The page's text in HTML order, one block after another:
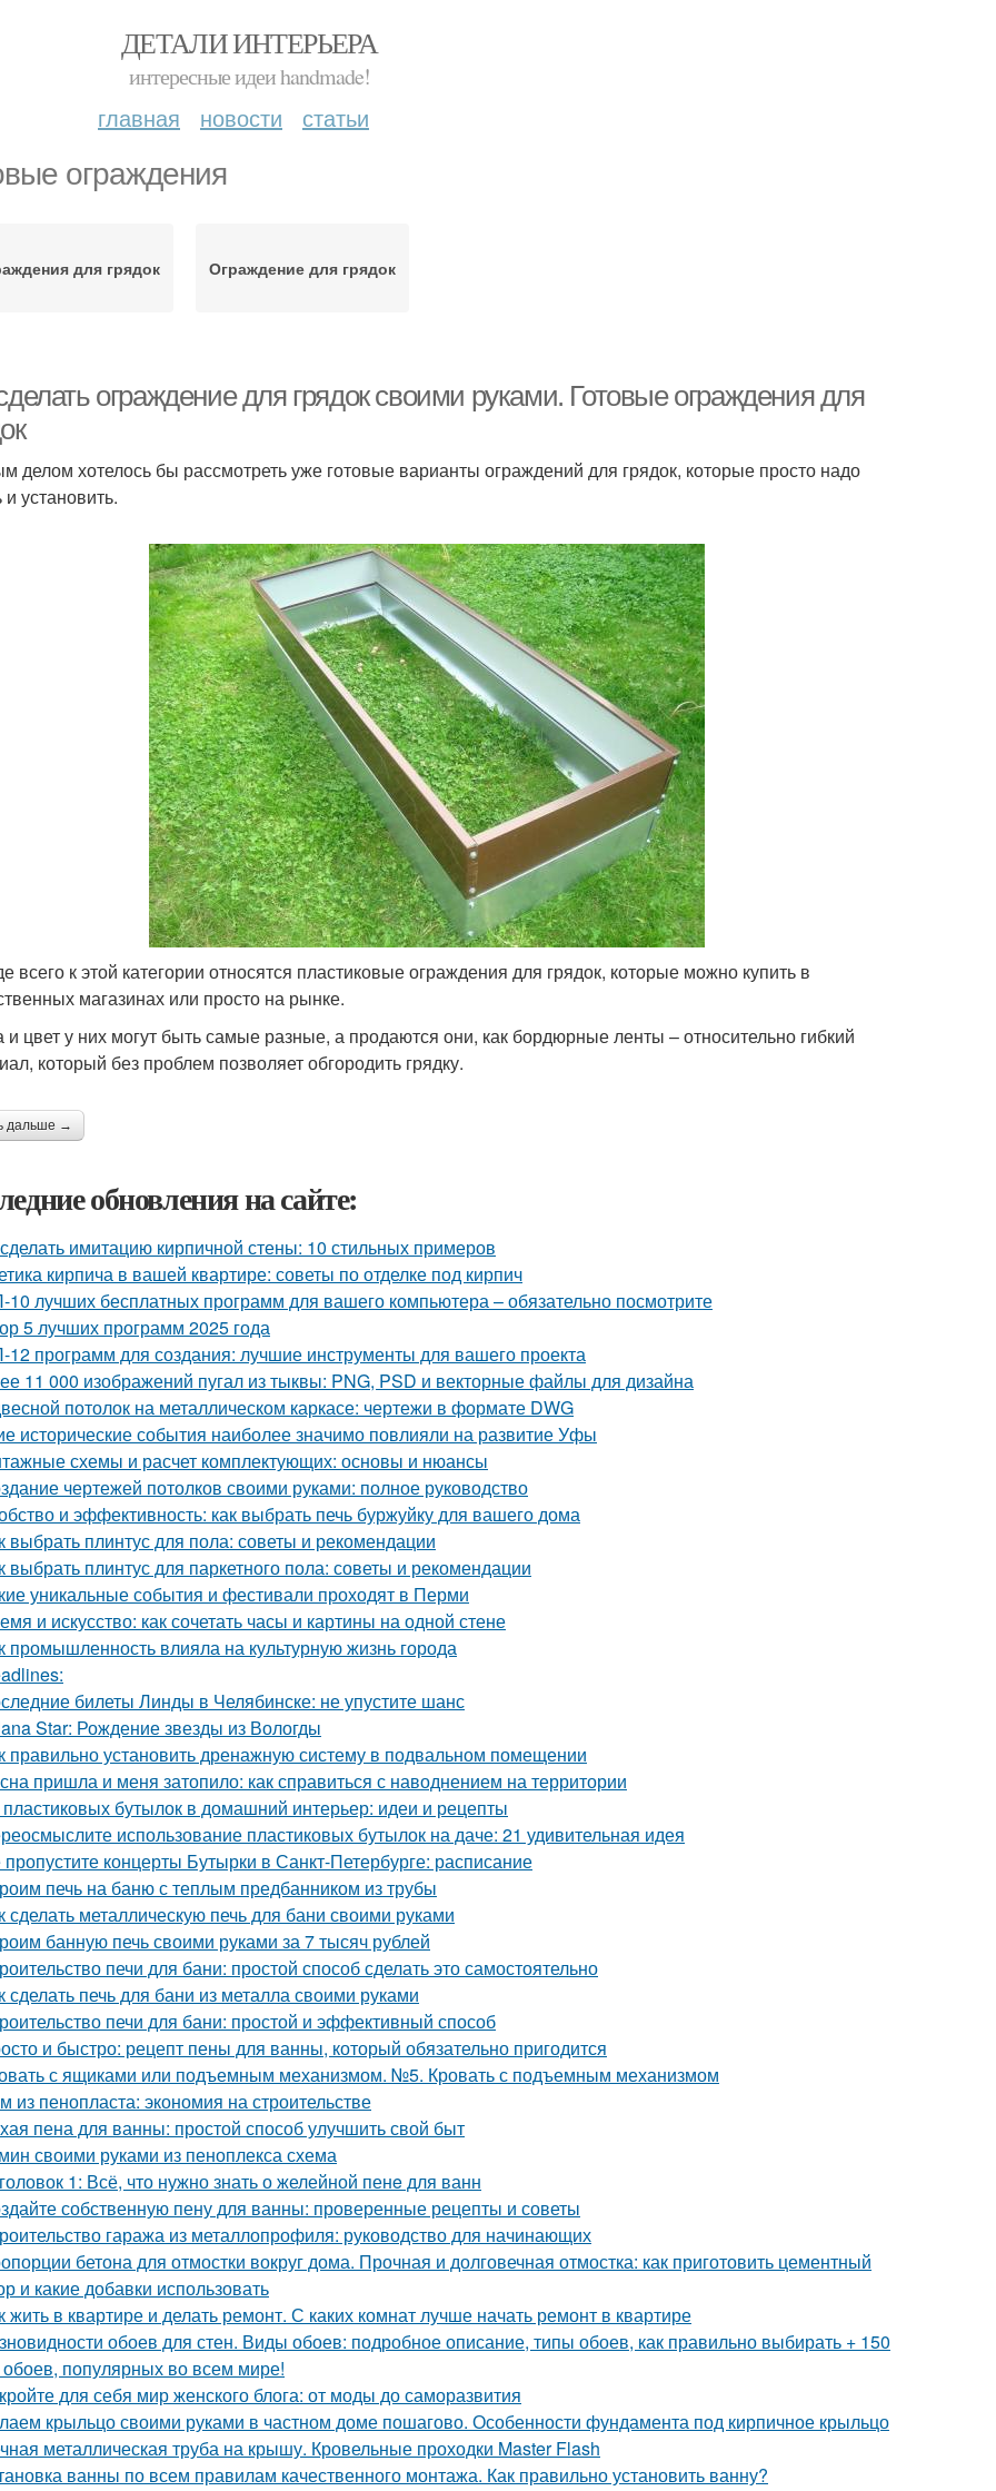
ДЕТАЛИ ИНТЕРЬЕРА
интересные идеи handmade!
главная новости статьи
ограждения
для грядок Ограждение для грядок
ограждение для грядок своими руками. Готовые ограждения для
делом хотелось бы рассмотреть уже готовые варианты ограждений для грядок, которые просто надо
и установить.
всего к этой категории относятся пластиковые ограждения для грядок, которые можно купить в
магазинах или просто на рынке.
цвет у них могут быть самые разные, а продаются они, как бордюрные ленты – относительно гибкий
который без проблем позволяет обгородить грядку.
дальше →
обновления на сайте:
имитацию кирпичной стены: 10 стильных примеров
кирпича в вашей квартире: советы по отделке под кирпич
лучших бесплатных программ для вашего компьютера – обязательно посмотрите
5 лучших программ 2025 года
программ для создания: лучшие инструменты для вашего проекта
11 000 изображений пугал из тыквы: PNG, PSD и векторные файлы для дизайна
потолок на металлическом каркасе: чертежи в формате DWG
исторические события наиболее значимо повлияли на развитие Уфы
схемы и расчет комплектующих: основы и нюансы
чертежей потолков своими руками: полное руководство
и эффективность: как выбрать печь буржуйку для вашего дома
выбрать плинтус для пола: советы и рекомендации
выбрать плинтус для паркетного пола: советы и рекомендации
уникальные события и фестивали проходят в Перми
и искусство: как сочетать часы и картины на одной стене
промышленность влияла на культурную жизнь города
билеты Линды в Челябинске: не упустите шанс
Star: Рождение звезды из Вологды
правильно установить дренажную систему в подвальном помещении
пришла и меня затопило: как справиться с наводнением на территории
бутылок в домашний интерьер: идеи и рецепты
использование пластиковых бутылок на даче: 21 удивительная идея
концерты Бутырки в Санкт-Петербурге: расписание
печь на баню с теплым предбанником из трубы
сделать металлическую печь для бани своими руками
банную печь своими руками за 7 тысяч рублей
печи для бани: простой способ сделать это самостоятельно
сделать печь для бани из металла своими руками
печи для бани: простой и эффективный способ
и быстро: рецепт пены для ванны, который обязательно пригодится
с ящиками или подъемным механизмом. №5. Кровать с подъемным механизмом
из пенопласта: экономия на строительстве
пена для ванны: простой способ улучшить свой быт
своими руками из пеноплекса схема
1: Всё, что нужно знать о желейной пенe для ванн
собственную пену для ванны: проверенные рецепты и советы
гаража из металлопрофиля: руководство для начинающих
бетона для отмостки вокруг дома. Прочная и долговечная отмостка: как приготовить цементный
и какие добавки использовать
жить в квартире и делать ремонт. С каких комнат лучше начать ремонт в квартире
обоев для стен. Виды обоев: подробное описание, типы обоев, как правильно выбирать + 150
популярных во всем мире!
для себя мир женского блога: от моды до саморазвития
крыльцо своими руками в частном доме пошагово. Особенности фундамента под кирпичное крыльцо
металлическая труба на крышу. Кровельные проходки Master Flash
ванны по всем правилам качественного монтажа. Как правильно установить ванну?